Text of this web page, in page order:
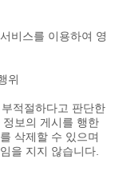
비스를 이용하여 영
위
적절하다고 판단한
보의 게시를 행한
삭제할 수 있으며
을 지지 않습니다.